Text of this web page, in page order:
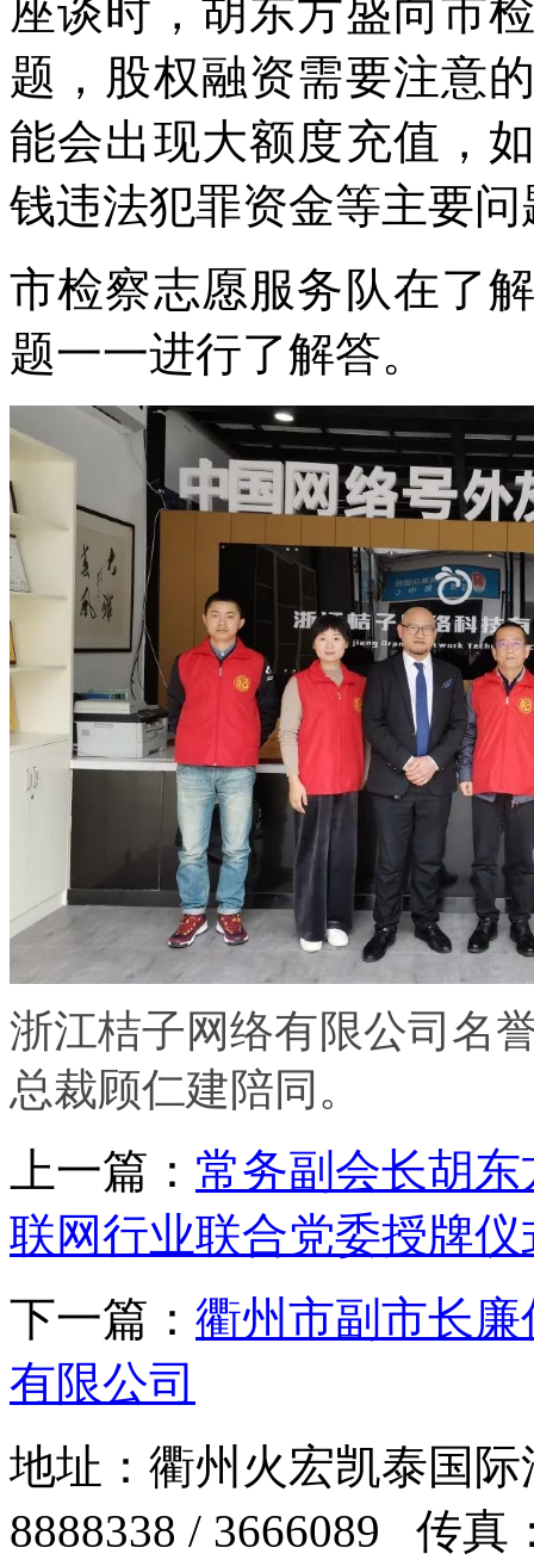
座谈时，胡东方盛向市
题，股权融资需要注意
能会出现大额度充值，
钱违法犯罪资金等主要
市检察志愿服务队在了
题一一进行了解答。
浙江桔子网络有限公司名
总裁顾仁建陪同。
上一篇： 常务副会长胡
联网行业联合党委授牌仪
下一篇： 衢州市副市长
有限公司
地址：衢州火宏凯泰国
8888338 / 3666089 传真